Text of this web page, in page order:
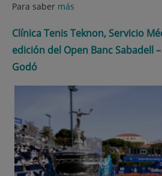
Para saber más
Clínica Tenis Teknon, Servicio
edición del Open Banc Sabadell
Godó